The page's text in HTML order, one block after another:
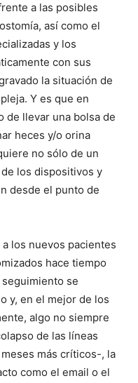
a las posibles
así como el
y los
con sus
la situación de
Y es que en
de llevar una bolsa de
heces y/o orina
no sólo de un
los dispositivos y
desde el punto de
los nuevos pacientes
hace tiempo
se
y, en el mejor de los
algo no siempre
de las líneas
más críticos-, la
como el email o el